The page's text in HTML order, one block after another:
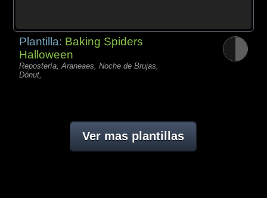
Plantilla: Baking Spiders
Halloween
Repostería, Araneaes, Noche de Brujas,
Dónut,
Ver mas plantillas